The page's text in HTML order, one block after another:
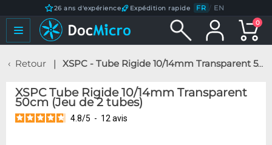
26 ans d'expérience Expédition rapide FR / EN
0
Retour XSPC - Tube Rigide 10/14mm Transparent 50cm (Jeu de 2 tubes)
XSPC Tube Rigide 10/14mm Transparent
50cm (Jeu de 2 tubes)
4.8/5 - 12 avis